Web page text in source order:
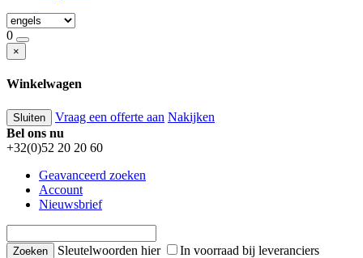
0
×
Winkelwagen
Sluiten Vraag een offerte aan Nakijken
Bel ons nu
+32(0)52 20 20 60
Geavanceerd zoeken
Account
Nieuwsbrief
Sleutelwoorden hier
In voorraad bij leveranciers